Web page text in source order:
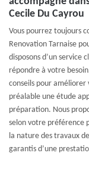
Cecile Du Cayrou
Vous pourrez toujours
Renovation Tarnaise
disposons d’un
répondre à votre
conseils pour
préalable une étude
préparation. Nous
selon votre préférence
la nature des travaux
garantis d’une